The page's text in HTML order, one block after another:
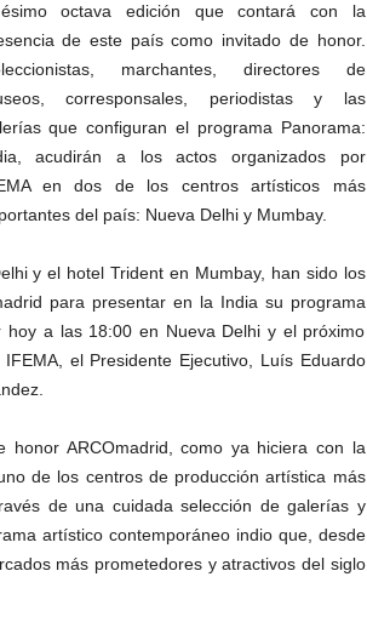
octava edición que contará con la
de este país como invitado de honor.
marchantes, directores de
corresponsales, periodistas y las
que configuran el programa Panorama:
acudirán a los actos organizados por
en dos de los centros artísticos más
del país: Nueva Delhi y Mumbay.
y el hotel Trident en Mumbay, han sido los
para presentar en la India su programa
a las 18:00 en Nueva Delhi y el próximo
el Presidente Ejecutivo, Luís Eduardo
ARCOmadrid, como ya hiciera con la
de los centros de producción artística más
de una cuidada selección de galerías y
artístico contemporáneo indio que, desde
más prometedores y atractivos del siglo